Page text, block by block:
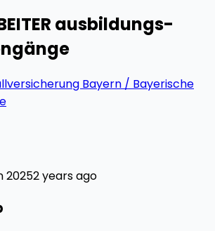
ausbildungs-
Bayern / Bayerische
20252 years ago